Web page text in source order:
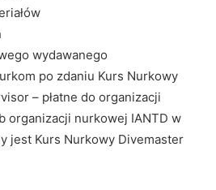
wydawanego
po zdaniu Kurs Nurkowy
– płatne do organizacji
organizacji nurkowej IANTD w
jest Kurs Nurkowy Divemaster